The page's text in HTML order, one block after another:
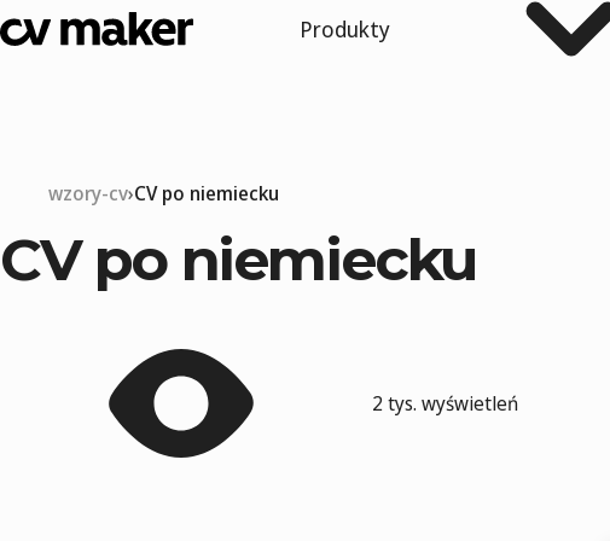
Produkty
wzory-cv CV po niemiecku
CV po niemiecku
2 tys. wyświetleń